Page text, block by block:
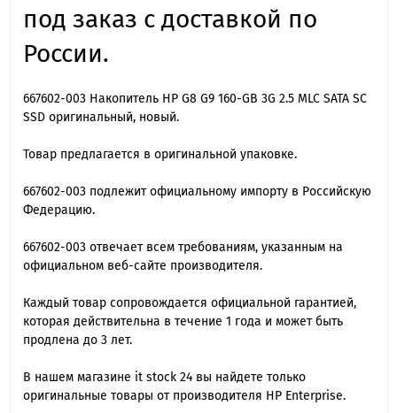
под заказ с доставкой по
России.
667602-003 Накопитель HP G8 G9 160-GB 3G 2.5 MLC SATA SC
SSD оригинальный, новый.
Товар предлагается в оригинальной упаковке.
667602-003 подлежит официальному импорту в Российскую
Федерацию.
667602-003 отвечает всем требованиям, указанным на
официальном веб-сайте производителя.
Каждый товар сопровождается официальной гарантией,
которая действительна в течение 1 года и может быть
продлена до 3 лет.
В нашем магазине it stock 24 вы найдете только
оригинальные товары от производителя HP Enterprise.